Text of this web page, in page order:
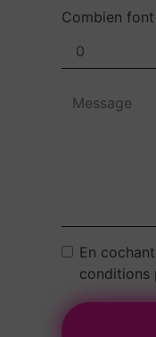
Combien
En
conditions